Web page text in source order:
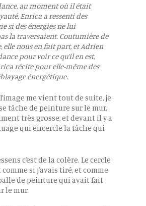
au moment où il était
Enrica a ressenti des
si des énergies ne lui
la traversaient. Coutumière de
elle nous en fait part, et Adrien
pour voir ce qu’il en est,
récite pour elle-même des
énergétique.
me vient tout de suite, je
tâche de peinture sur le mur,
très grosse, et devant il y a
qui encercle la tâche qui
c’est de la colère. Le cercle
comme si j’avais tiré, et comme
de peinture qui avait fait
le mur.